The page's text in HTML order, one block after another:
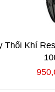
Thổi Khí